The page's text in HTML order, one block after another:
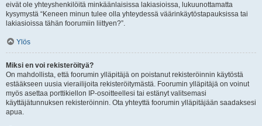
eivät ole yhteyshenkilöitä minkäänlaisissa lakiasioissa, lukuunottamatta
kysymystä “Keneen minun tulee olla yhteydessä väärinkäytöstapauksissa tai
lakiasioissa tähän foorumiin liittyen?”.
Ylös
Miksi en voi rekisteröityä?
On mahdollista, että foorumin ylläpitäjä on poistanut rekisteröinnin käytöstä
estääkseen uusia vierailijoita rekisteröitymästä. Foorumin ylläpitäjä on voinut
myös asettaa porttikiellon IP-osoitteellesi tai estänyt valitsemasi
käyttäjätunnuksen rekisteröinnin. Ota yhteyttä foorumin ylläpitäjään saadaksesi
apua.